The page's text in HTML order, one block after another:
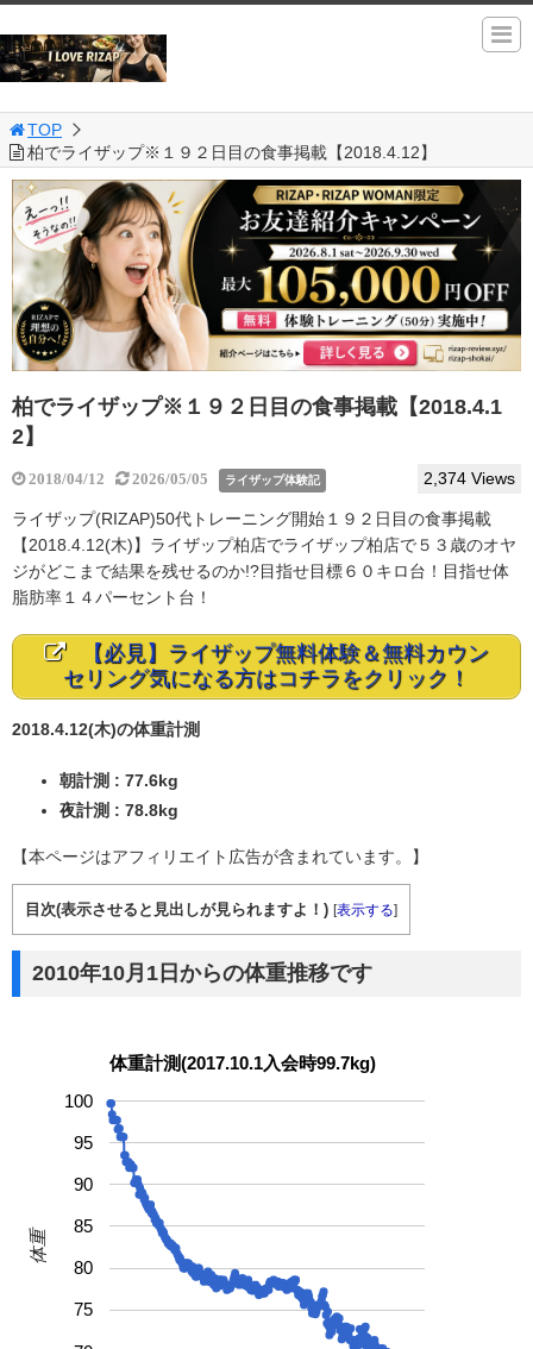
TOP
柏でライザップ※１９２日目の食事掲載【2018.4.12】
柏でライザップ※１９２日目の食事掲載【2018.4.1
2】
2018/04/12 2026/05/05 ライザップ体験記 2,374 Views
ライザップ(RIZAP)50代トレーニング開始１９２日目の食事掲載
【2018.4.12(木)】ライザップ柏店でライザップ柏店で５３歳のオヤ
ジがどこまで結果を残せるのか!?目指せ目標６０キロ台！目指せ体
脂肪率１４パーセント台！
【必見】ライザップ無料体験＆無料カウン
セリング気になる方はコチラをクリック！
2018.4.12(木)の体重計測
朝計測 : 77.6kg
夜計測 : 78.8kg
【本ページはアフィリエイト広告が含まれています。】
目次(表示させると見出しが見られますよ！) [表示する]
2010年10月1日からの体重推移です
体重計測(2017.10.1入会時99.7kg)
75
80
85
90
95
100
体重